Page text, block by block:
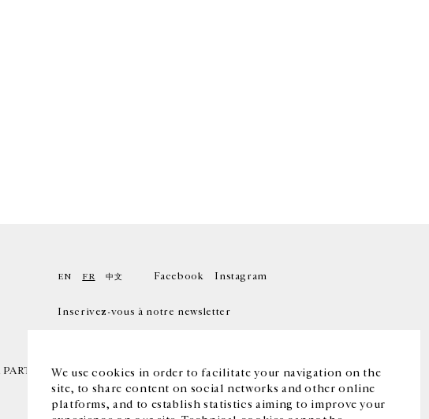
We use cookies in order to facilitate your navigation on the
site, to share content on social networks and other online
platforms, and to establish statistics aiming to improve your
EN FR 中文 Facebook Instagram
Inscrivez-vous à notre newsletter